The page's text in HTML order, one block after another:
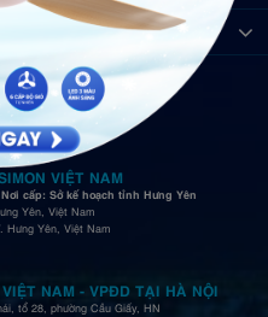
VIỆT NAM
Nơi cấp: Sở kế hoạch tỉnh Hưng Yên
Yên, Việt Nam
Hưng Yên, Việt Nam
NAM - VPĐD TẠI HÀ NỘI
tổ 28, phường Cầu Giấy, HN